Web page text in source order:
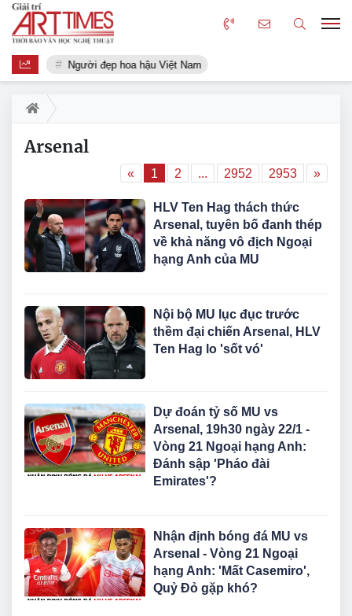
Người đẹp hoa hậu Việt Nam
Arsenal
« 1 2 ... 2952 2953 »
HLV Ten Hag thách thức
Arsenal, tuyên bố đanh thép
về khả năng vô địch Ngoại
hạng Anh của MU
Nội bộ MU lục đục trước
thềm đại chiến Arsenal, HLV
Ten Hag lo 'sốt vó'
Dự đoán tỷ số MU vs
Arsenal, 19h30 ngày 22/1 -
Vòng 21 Ngoại hạng Anh:
Đánh sập 'Pháo đài
Emirates'?
Nhận định bóng đá MU vs
Arsenal - Vòng 21 Ngoại
hạng Anh: 'Mất Casemiro',
Quỷ Đỏ gặp khó?